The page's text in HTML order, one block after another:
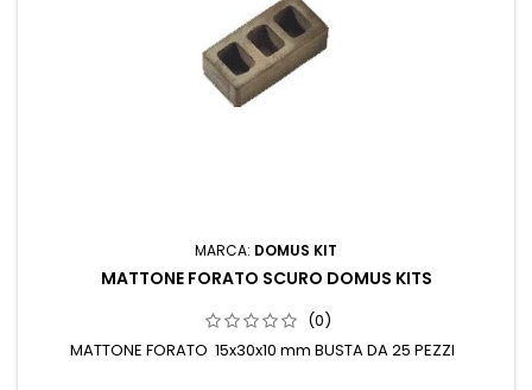
MARCA: DOMUS KIT
MATTONE FORATO SCURO DOMUS KITS
(0)
MATTONE FORATO 15x30x10 mm BUSTA DA 25 PEZZI